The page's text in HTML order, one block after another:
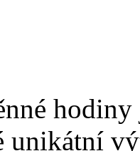
unikátní